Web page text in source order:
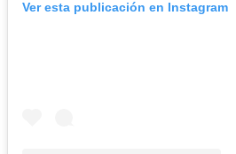
Ver esta publicación en Instagram